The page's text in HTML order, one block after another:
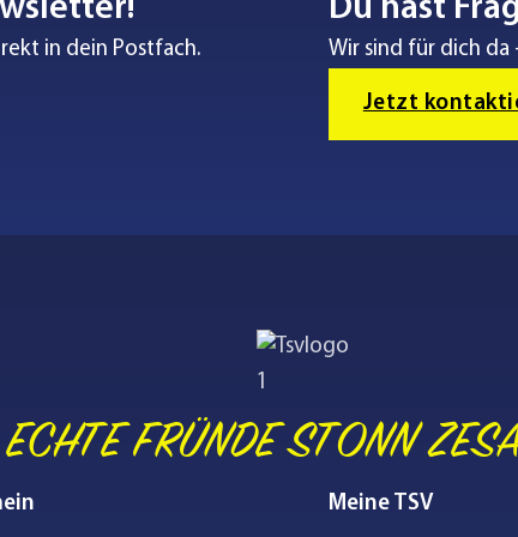
in dein Postfach.
Du hast
Wir sind für dich da
Jetzt
ECHTE FRÜNDE STONN
Meine TSV